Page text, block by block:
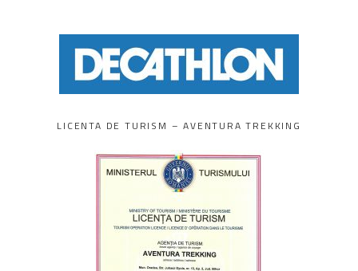
LICENTA DE TURISM – AVENTURA TREKKING